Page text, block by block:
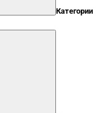
Категории